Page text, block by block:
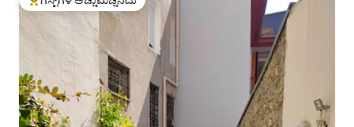
ಗೆಸ್ಟ್‌ಗಳಿಗೆ ಅತಿ ಹೆಚ್ಚು ಅಚ್ಚುಮೆಚ್ಚಿನದು